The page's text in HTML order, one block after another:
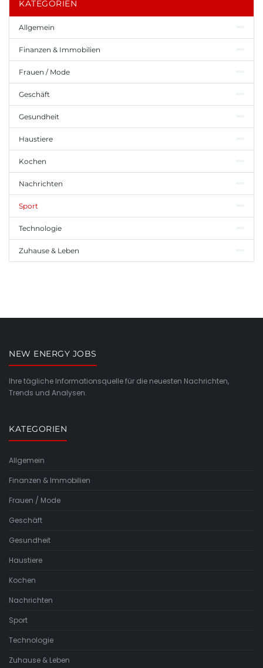
KATEGORIEN
Allgemein
Finanzen & Immobilien
Frauen / Mode
Geschäft
Gesundheit
Haustiere
Kochen
Nachrichten
Sport
Technologie
Zuhause & Leben
NEW ENERGY JOBS
Ihre tägliche Informationsquelle für die neuesten Nachrichten,
Trends und Analysen.
KATEGORIEN
Allgemein
Finanzen & Immobilien
Frauen / Mode
Geschäft
Gesundheit
Haustiere
Kochen
Nachrichten
Sport
Technologie
Zuhause & Leben